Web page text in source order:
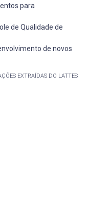
para
de Qualidade de
de novos
EXTRAÍDAS DO LATTES